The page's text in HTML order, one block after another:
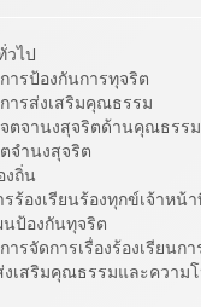
ไป
ารป้องกันการทุจริต
ารส่งเสริมคุณธรรม
จตจานงสุจริตด้านคุณธรรม
จำนงสุจริต
งถิ่น
ร้องเรียนร้องทุกข์เจ้าหน้
นป้องกันทุจริต
รจัดการเรื่องร้องเรียนกา
งเสริมคุณธรรมและความ